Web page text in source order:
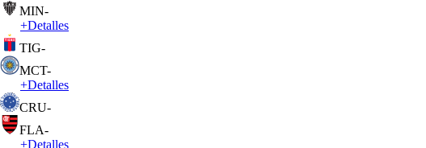
MIN-
+Detalles
TIG-
MCT-
+Detalles
CRU-
FLA-
+Detalles